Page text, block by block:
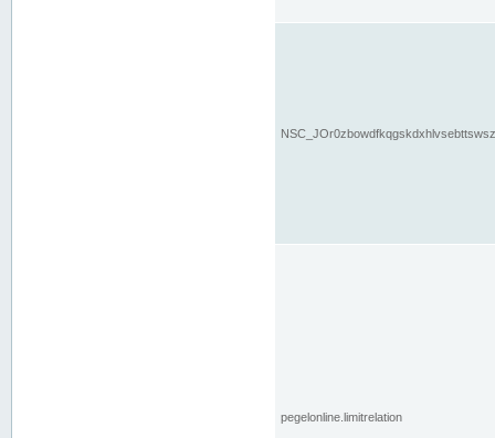
pegelonline.limitrelation